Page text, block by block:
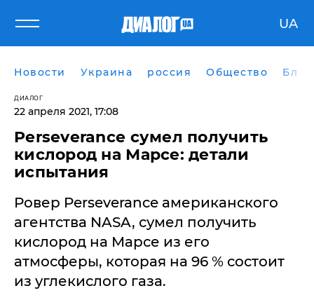
UA
Новости Украина россия Общество
ДИАЛОГ
22 апреля 2021, 17:08
Perseverance сумел получить
кислород на Марсе: детали
испытания
Ровер Perseverance американского
агентства NASA, сумел получить
кислород на Марсе из его
атмосферы, которая на 96 % состоит
из углекислого газа.